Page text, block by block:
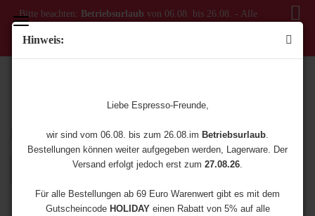
Hinweis:
Liebe Espresso-Freunde,
wir sind vom 06.08. bis zum 26.08.im Betriebsurlaub.
Bestellungen können weiter aufgegeben werden, Lagerware. Der
Versand erfolgt jedoch erst zum 27.08.26.
Für alle Bestellungen ab 69 Euro Warenwert gibt es mit dem
Gutscheincode HOLIDAYeinen Rabatt von 5% auf alle
Bitte beachten: Betriebsurlaub von 06.08. bis 26.08. - Alle
Bestellungen ab dem 06.08. werden erst ab dem 27.08.
Sortieren nach 8 pro Seite